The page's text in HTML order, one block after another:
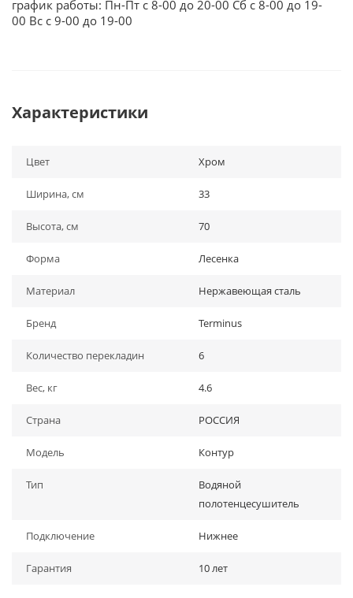
график работы: Пн-Пт с 8-00 до 20-00 Сб с 8-00 до 19-
00 Вс с 9-00 до 19-00
Характеристики
Цвет Хром
Ширина, см 33
Высота, см 70
Форма Лесенка
Материал Нержавеющая сталь
Бренд Terminus
Количество перекладин 6
Вес, кг 4.6
Страна РОССИЯ
Модель Контур
Тип
Водяной
полотенцесушитель
Подключение Нижнее
Гарантия 10 лет